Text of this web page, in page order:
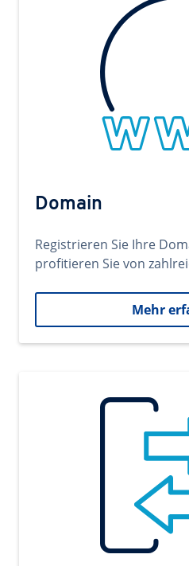
Domain
Registrieren Sie Ihre
profitieren Sie von
Mehr